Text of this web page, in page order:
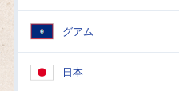
グアム
日本